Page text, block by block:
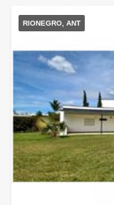
RIONEGRO, ANT